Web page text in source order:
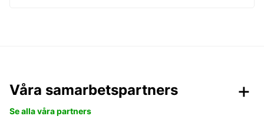
Våra samarbetspartners
Se alla våra partners